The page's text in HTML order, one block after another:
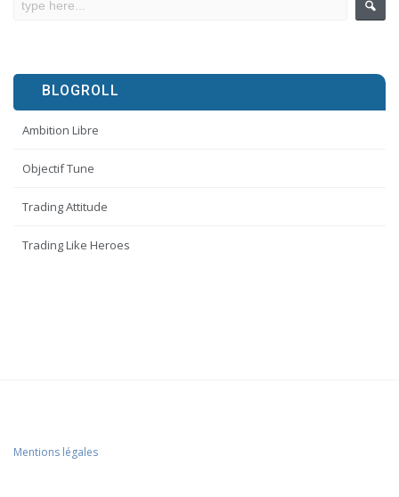
BLOGROLL
Ambition Libre
Objectif Tune
Trading Attitude
Trading Like Heroes
Mentions légales